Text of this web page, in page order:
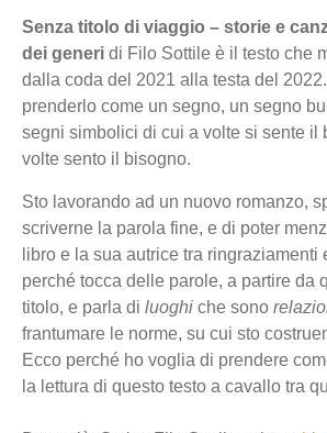
Senza titolo di viaggio – storie e
dei generi di Filo Sottile è il testo che
dalla coda del 2021 alla testa del
prenderlo come un segno, un segno
segni simbolici di cui a volte si sente il
volte sento il bisogno.
Sto lavorando ad un nuovo romanzo,
scriverne la parola fine, e di poter
libro e la sua autrice tra ringraziamenti
perché tocca delle parole, a partire da
titolo, e parla di luoghi che sono
frantumare le norme, su cui sto
Ecco perché ho voglia di prendere
la lettura di questo testo a cavallo tra